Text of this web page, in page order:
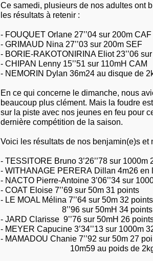
Ce samedi, plusieurs de nos adultes ont
les résultats à retenir :
- FOUQUET Orlane 27’’04 sur 200m CAF
- GRIMAUD Nina 27’’03 sur 200m SEF
- BORIE-RAKOTONIRINA Eliot 23’’06
- CHIPAN Lenny 15’’51 sur 110mH CAM
- NEMORIN Dylan 36m24 au disque de
En ce qui concerne le dimanche, nous
beaucoup plus clément. Mais la foudre
sur la piste avec nos jeunes en feu pour
dernière compétition de la saison.
Voici les résultats de nos benjamin(e)s et
- TESSITORE Bruno 3’26’’78 sur 1000m
- WITHANAGE PERERA Dillan 4m26 en
- NACTO Pierre-Antoine 3’06’’34 sur
- COAT Eloise 7’’69 sur 50m 31 points
- LE MOAL Mélina 7’’64 sur 50m 32 points
8’’96 sur 50mH 34 points
- JARD Clarisse 9’’76 sur 50mH 26
- MEYER Capucine 3’34’’13 sur 1000m
- MAMADOU Chanie 7’’92 sur 50m 27
10m59 au poids de 2kg